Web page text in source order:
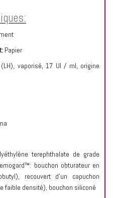
Papier
vaporisé, 17 UI / ml, origine
terephthalate de grade
bouchon obturateur en
recouvert d’un capuchon
faible densité), bouchon siliconé